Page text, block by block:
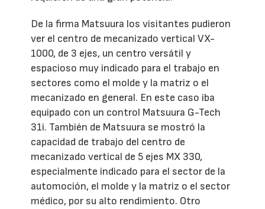
De la firma Matsuura los visitantes pudieron
ver el centro de mecanizado vertical VX-
1000, de 3 ejes, un centro versátil y
espacioso muy indicado para el trabajo en
sectores como el molde y la matriz o el
mecanizado en general. En este caso iba
equipado con un control Matsuura G-Tech
31i. También de Matsuura se mostró la
capacidad de trabajo del centro de
mecanizado vertical de 5 ejes MX 330,
especialmente indicado para el sector de la
automoción, el molde y la matriz o el sector
médico, por su alto rendimiento. Otro